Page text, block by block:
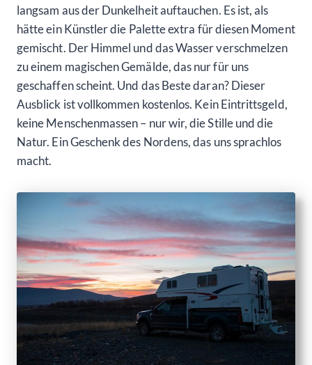
langsam aus der Dunkelheit auftauchen. Es ist, als
hätte ein Künstler die Palette extra für diesen Moment
gemischt. Der Himmel und das Wasser verschmelzen
zu einem magischen Gemälde, das nur für uns
geschaffen scheint. Und das Beste daran? Dieser
Ausblick ist vollkommen kostenlos. Kein Eintrittsgeld,
keine Menschenmassen – nur wir, die Stille und die
Natur. Ein Geschenk des Nordens, das uns sprachlos
macht.